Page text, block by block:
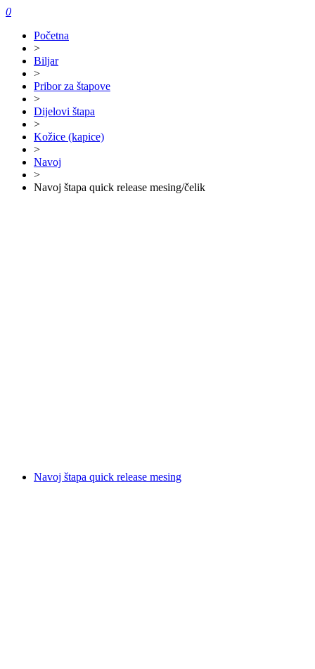
0
Početna
>
Biljar
>
Pribor za štapove
>
Dijelovi štapa
>
Kožice (kapice)
>
Navoj
>
Navoj štapa quick release mesing/čelik
Navoj štapa quick release mesing